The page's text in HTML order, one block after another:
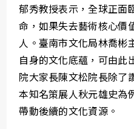
郁秀教授表示，全球正面
命，如果失去藝術核心價
人。臺南市文化局林喬彬
自身的文化底蘊，可由此
院大家長陳文松院長除了
本知名策展人秋元雄史為
帶動後續的文化資源。